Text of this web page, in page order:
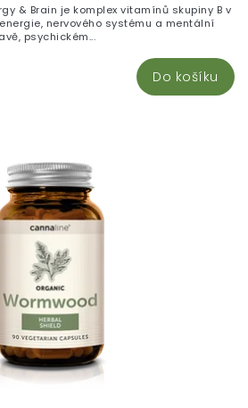
Do košíku
& Brain je komplex vitamínů skupiny B v
nervového systému a mentální
psychickém...